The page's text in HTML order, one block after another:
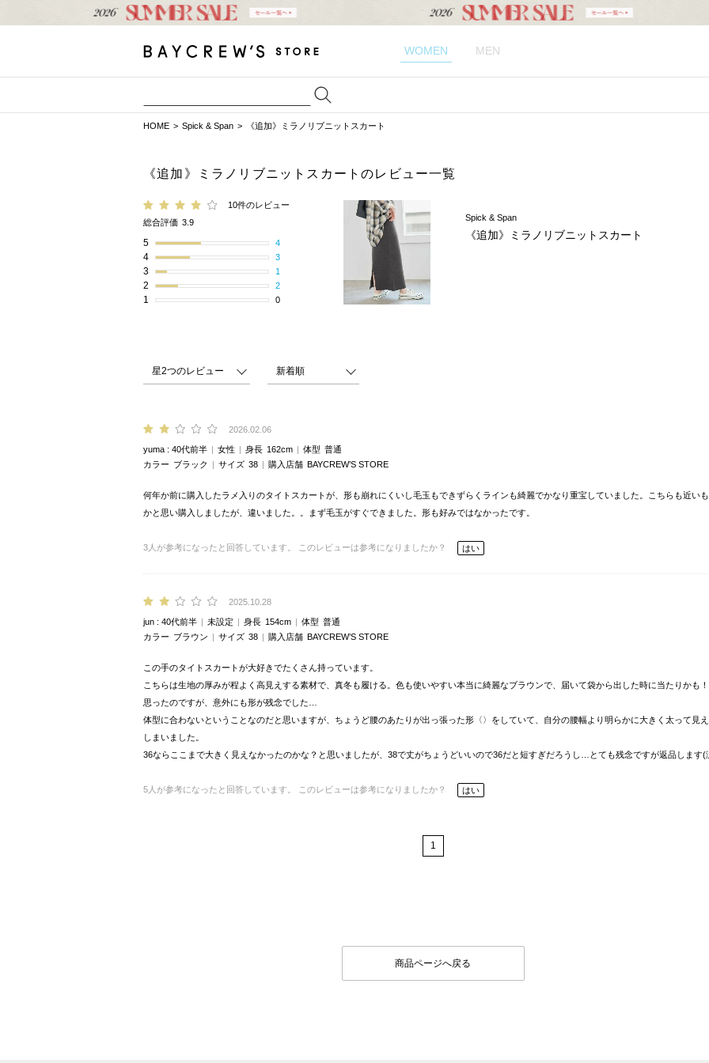
WOMEN MEN
HOME Spick & Span 《追加》ミラノリブニットスカート
《追加》ミラノリブニットスカートのレビュー一覧
10件のレビュー
総合評価 3.9
5 4
4 3
3 1
2 2
1 0
Spick & Span
《追加》ミラノリブニットスカート
2026.02.06
yuma 40代前半 女性 身長 162cm 体型 普通
カラー ブラック サイズ 38 購入店舗 BAYCREW’S STORE
何年か前に購入したラメ入りのタイトスカートが、形も崩れにくいし毛玉もできずらくラインも綺麗でかなり重宝していました。こちらも近い
かと思い購入しましたが、違いました。。まず毛玉がすぐできました。形も好みではなかったです。
3 人が参考になったと回答しています。 このレビューは参考になりましたか？ はい
2025.10.28
jun 40代前半 未設定 身長 154cm 体型 普通
カラー ブラウン サイズ 38 購入店舗 BAYCREW’S STORE
この手のタイトスカートが大好きでたくさん持っています。
こちらは生地の厚みが程よく高見えする素材で、真冬も履ける。色も使いやすい本当に綺麗なブラウンで、届いて袋から出した時に当たりかも
思ったのですが、意外にも形が残念でした…
体型に合わないということなのだと思いますが、ちょうど腰のあたりが出っ張った形〈〉をしていて、自分の腰幅より明らかに大きく太って見
しまいました。
36ならここまで大きく見えなかったのかな？と思いましたが、38で丈がちょうどいいので36だと短すぎだろうし…とても残念ですが返品します(
5 人が参考になったと回答しています。 このレビューは参考になりましたか？ はい
1
商品ページへ戻る